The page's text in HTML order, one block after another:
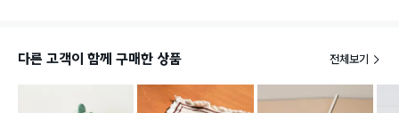
다른 고객이 함께 구매한 상품 전체보기